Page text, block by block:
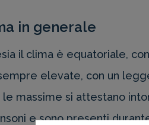
in generale
il clima è equatoriale,
elevate, con un
le massime si attestano
e sono presenti